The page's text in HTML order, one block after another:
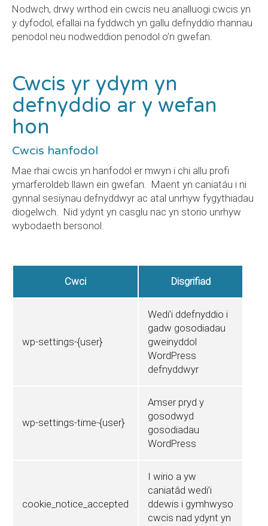
Nodwch, drwy wrthod ein cwcis neu analluogi cwcis yn
y dyfodol, efallai na fyddwch yn gallu defnyddio rhannau
penodol neu nodweddion penodol o’n gwefan.
Cwcis yr ydym yn
defnyddio ar y wefan
hon
Cwcis hanfodol
Mae rhai cwcis yn hanfodol er mwyn i chi allu profi
ymarferoldeb llawn ein gwefan. Maent yn caniatáu i ni
gynnal sesiynau defnyddwyr ac atal unrhyw fygythiadau
diogelwch. Nid ydynt yn casglu nac yn storio unrhyw
wybodaeth bersonol.
Cwci Disgrifiad
wp-settings-{user}
Wedi’i ddefnyddio i
gadw gosodiadau
gweinyddol
WordPress
defnyddwyr
wp-settings-time-{user}
Amser pryd y
gosodwyd
gosodiadau
WordPress
cookie_notice_accepted
I wirio a yw
caniatâd wedi’i
ddewis i gymhwyso
cwcis nad ydynt yn